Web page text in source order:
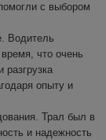
с выбором
Водитель
что очень
опыту и
Трал был в
и надежность